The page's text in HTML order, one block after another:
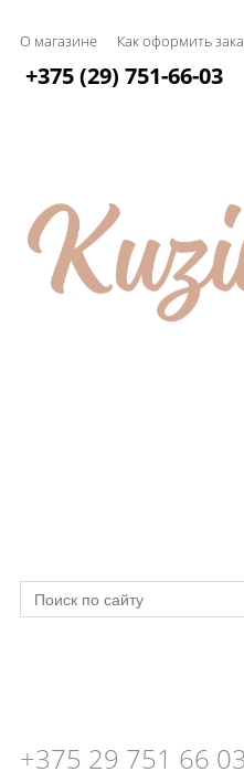
О магазине Как оформить
+375 (29) 751-66-03
+375 29 751 66 03